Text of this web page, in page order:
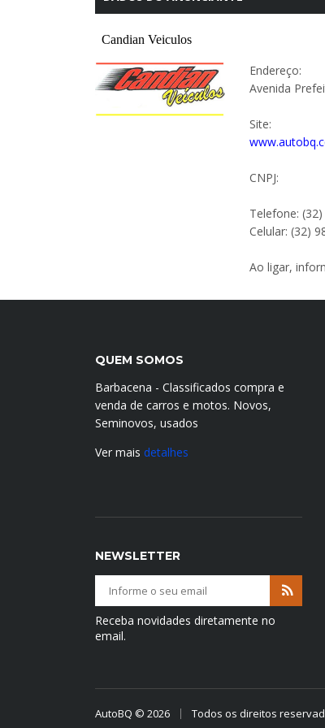
Endereço:
Avenida
Site:
CNPJ:
Telefone:
Celular: (32)
Ao ligar,
QUEM SOMOS
Barbacena - Classificados compra e
venda de carros e motos. Novos,
Seminovos, usados
Ver mais detalhes
NEWSLETTER
Receba novidades diretamente no
email.
AutoBQ © 2026 Todos os direitos